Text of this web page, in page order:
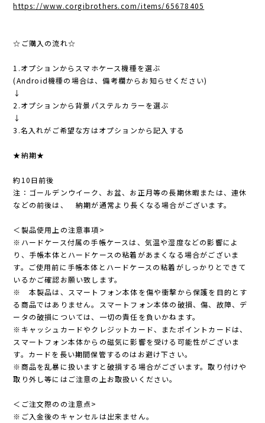
https://www.corgibrothers.com/items/65678405
☆ご購入の流れ☆
1.オプションからスマホケース機種を選ぶ
(Android機種の場合は、備考欄からお知らせください)
↓
2.オプションから背景パステルカラーを選ぶ
↓
3.名入れがご希望な方はオプションから記入する
★納期★
約10日前後
注：ゴールデンウイーク、お盆、お正月等の長期休暇または、連休
などの前後は、 納期が通常より長くなる場合がございます。
＜製品使用上の注意事項>
※ハードケース付属の手帳ケースは、気温や湿度などの影響によ
り、手帳本体とハードケースの粘着があまくなる場合がございま
す。ご使用前に手帳本体とハードケースの粘着がしっかりとできて
いるかご確認お願い致します。
※ 本製品は、スマートフォン本体を傷や衝撃から保護を目的とす
る商品ではありません。スマートフォン本体の破損、傷、故障、デ
ータの破損については、一切の責任を負いかねます。
※キャッシュカードやクレジットカード、またポイントカードは、
スマートフォン本体からの磁気に影響を受ける可能性がございま
す。カードを長い期間保管するのはお避け下さい。
※商品を乱暴に扱いますと破損する場合がございます。取り付けや
取り外し等にはご注意の上お取扱いください。
＜ご注文際のの注意点>
※ご入金後のキャンセルは出来ません。